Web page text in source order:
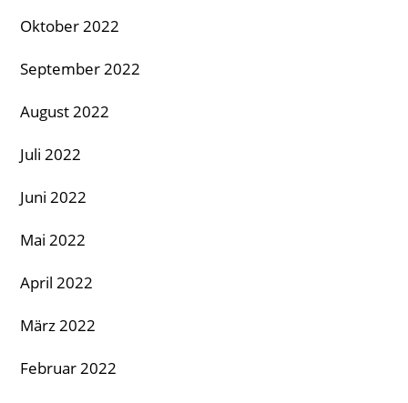
Oktober 2022
September 2022
August 2022
Juli 2022
Juni 2022
Mai 2022
April 2022
März 2022
Februar 2022